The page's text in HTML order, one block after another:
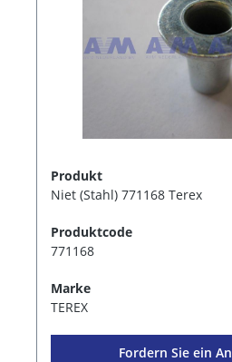
Produkt
Niet (Stahl) 771168 Terex
Produktcode
771168
Marke
TEREX
Fordern Sie ein